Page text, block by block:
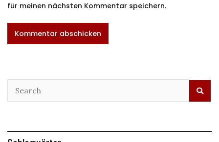
für meinen nächsten Kommentar speichern.